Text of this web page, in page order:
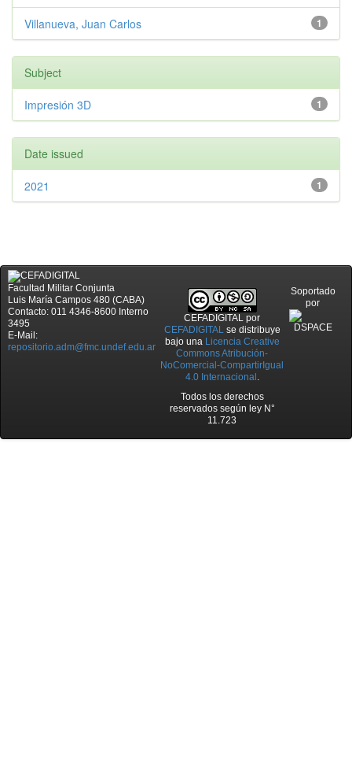
1
Villanueva, Juan Carlos
Subject
1
Impresión 3D
Date issued
1
2021
Facultad Militar Conjunta
Luis María Campos 480 (CABA)
Contacto: 011 4346-8600 Interno
3495
E-Mail:
repositorio.adm@fmc.undef.edu.ar
CEFADIGITAL por
CEFADIGITALse distribuye
bajo una Licencia Creative
Commons Atribución-
NoComercial-CompartirIgual
4.0 Internacional .
Todos los derechos
reservados según ley N°
11.723
Soportado
por